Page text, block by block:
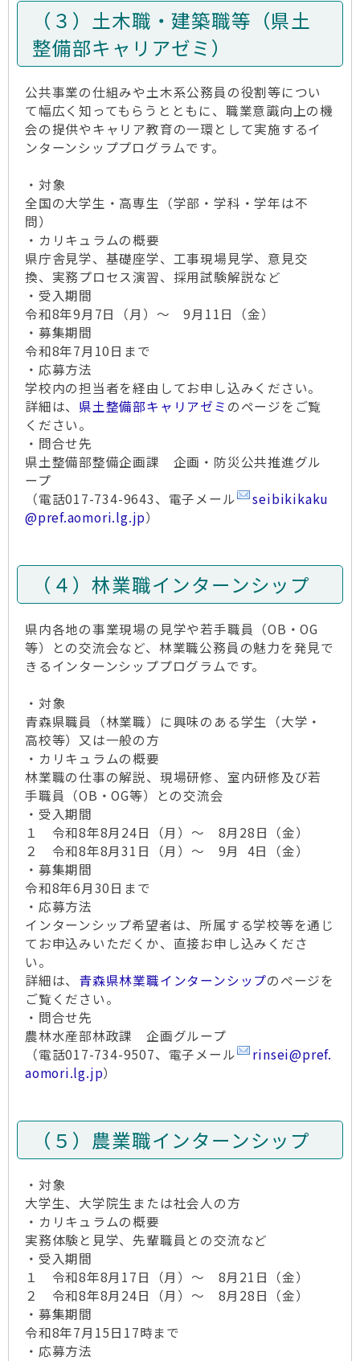
（３）土木職・建築職等（県土
整備部キャリアゼミ）
公共事業の仕組みや土木系公務員の役割等につい
て幅広く知ってもらうとともに、職業意識向上の機
会の提供やキャリア教育の一環として実施するイ
ンターンシッププログラムです。
・対象
全国の大学生・高専生（学部・学科・学年は不
問）
・カリキュラムの概要
県庁舎見学、基礎座学、工事現場見学、意見交
換、実務プロセス演習、採用試験解説など
・受入期間
令和8年9月7日（月）～ 9月11日（金）
・募集期間
令和8年7月10日まで
・応募方法
学校内の担当者を経由してお申し込みください。
詳細は、 県土整備部キャリアゼミ のページをご覧
ください。
・問合せ先
県土整備部整備企画課 企画・防災公共推進グル
ープ
（電話017-734-9643、電子メール
seibikikaku
@pref.aomori.lg.jp）
（４）林業職インターンシップ
県内各地の事業現場の見学や若手職員（OB・OG
等）との交流会など、林業職公務員の魅力を発見で
きるインターンシッププログラムです。
・対象
青森県職員（林業職）に興味のある学生（大学・
高校等）又は一般の方
・カリキュラムの概要
林業職の仕事の解説、現場研修、室内研修及び若
手職員（OB・OG等）との交流会
・受入期間
１ 令和8年8月24日（月）～ 8月28日（金）
２ 令和8年8月31日（月）～ 9月 4日（金）
・募集期間
令和8年6月30日まで
・応募方法
インターンシップ希望者は、所属する学校等を通じ
てお申込みいただくか、直接お申し込みくださ
い。
詳細は、 青森県林業職インターンシップのページを
ご覧ください。
・問合せ先
農林水産部林政課 企画グループ
（電話017-734-9507、電子メール
rinsei@pref.
aomori.lg.jp）
（５）農業職インターンシップ
・対象
大学生、大学院生または社会人の方
・カリキュラムの概要
実務体験と見学、先輩職員との交流など
・受入期間
１ 令和8年8月17日（月）～ 8月21日（金）
２ 令和8年8月24日（月）～ 8月28日（金）
・募集期間
令和8年7月15日17時まで
・応募方法